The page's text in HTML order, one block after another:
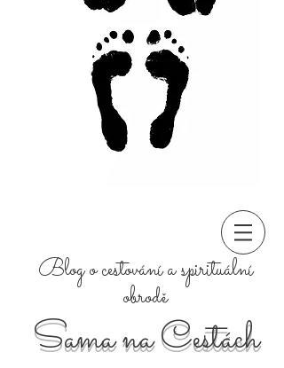
Sama na Cestách
Blog o cestování a spirituální
obrodě